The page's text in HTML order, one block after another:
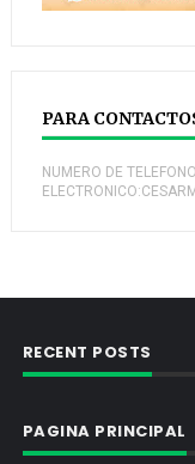
PARA
NUMERO DE
RECENT POSTS
PAGINA PRINCIPAL